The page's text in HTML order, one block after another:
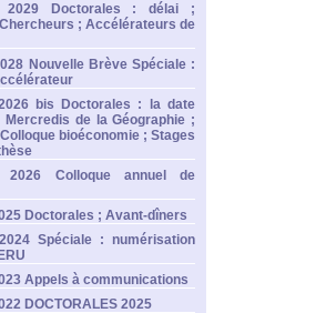
2029 Doctorales : délai ;
; Accélérateurs de
Nouvelle Brève Spéciale :
bis Doctorales : la date
Mercredis de la Géographie ;
bioéconomie ; Stages
2026 Colloque annuel de
Doctorales ; Avant-dîners
Spéciale : numérisation
Appels à communications
DOCTORALES 2025